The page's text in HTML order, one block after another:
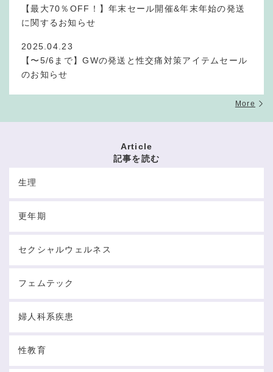
【最大70％OFF！】年末セール開催&年末年始の発送
に関するお知らせ
2025.04.23
【〜5/6まで】GWの発送と性交痛対策アイテムセール
のお知らせ
More
Article
記事を読む
生理
更年期
セクシャルウェルネス
フェムテック
婦人科系疾患
性教育